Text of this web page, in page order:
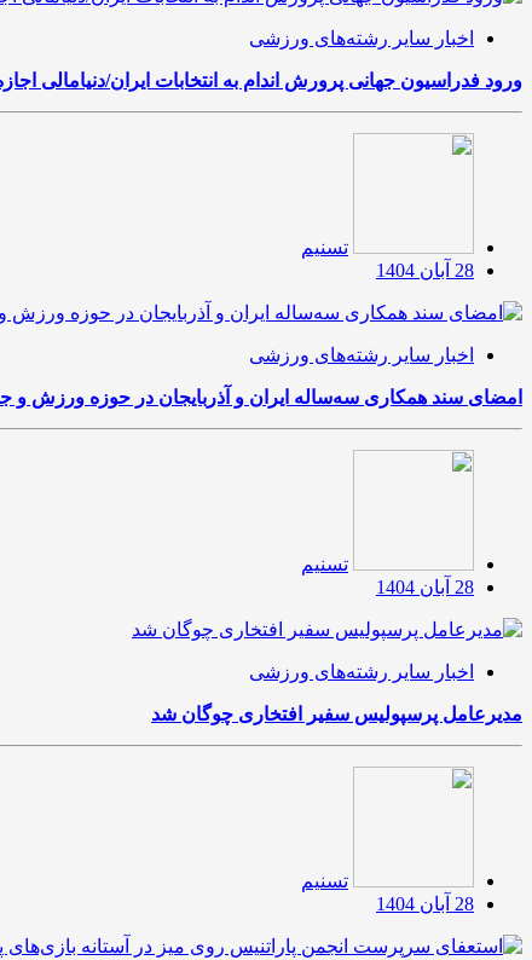
اخبار سایر رشته‌های ورزشی
ورود فدراسیون جهانی پرورش اندام به انتخابات ایران/دنیامالی
تسنیم
28 آبان 1404
اخبار سایر رشته‌های ورزشی
امضای سند همکاری سه‌ساله ایران و آذربایجان در حوزه ورزش و
تسنیم
28 آبان 1404
اخبار سایر رشته‌های ورزشی
مدیرعامل پرسپولیس سفیر افتخاری چوگان شد
تسنیم
28 آبان 1404